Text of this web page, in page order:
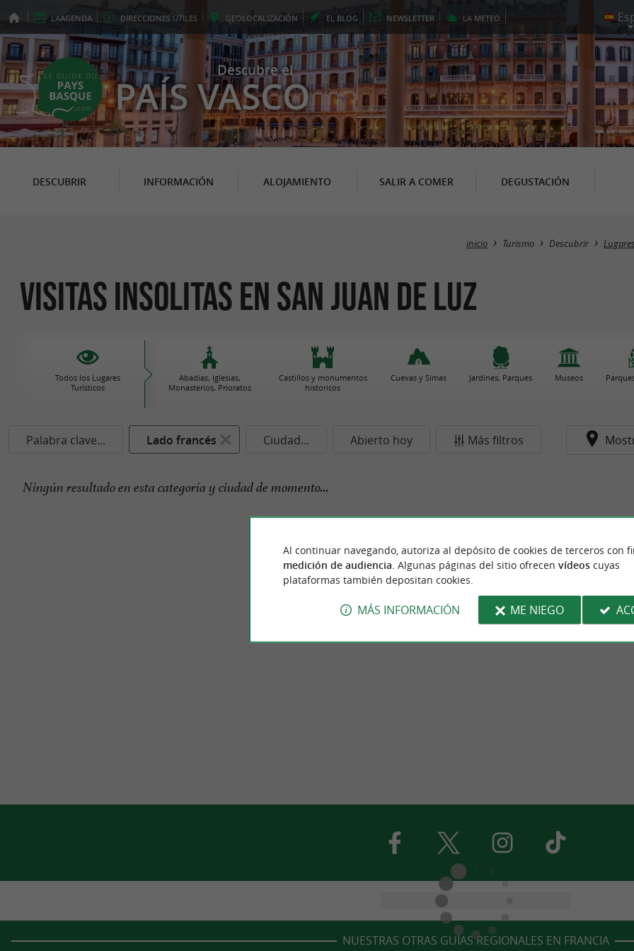
LAAGENDA DIRECCIONES ÚTILES GEOLOCALIZACIÓN EL BLOG NEWSLETTER LA METEO
Descubre el
PAÍS VASCO
DESCUBRIR INFORMACIÓN ALOJAMIENTO SALIR A COMER DEGUSTACIÓN
inicio Turismo Descubrir
Visitas Insolitas en San Juan de Luz
Todos los Lugares
Turísticos
Abadias, Iglesias,
Monasterios, Prioratos
Castillos y monumentos
historicos
Cuevas y Simas Jardines, Parques Museos
Palabra clave... Lado francés Ciudad... Abierto hoy Más filtros
Ningún resultado en esta categoría y ciudad de momento...
NUESTRAS OTRAS GUÍAS REGIONALES EN FRANCIA
Al continuar navegando, autoriza al depósito de cookies de terceros con
medición de audiencia . Algunas páginas del sitio ofrecen vídeoscuyas
plataformas también depositan cookies.
MÁS INFORMACIÓN ME NIEGO